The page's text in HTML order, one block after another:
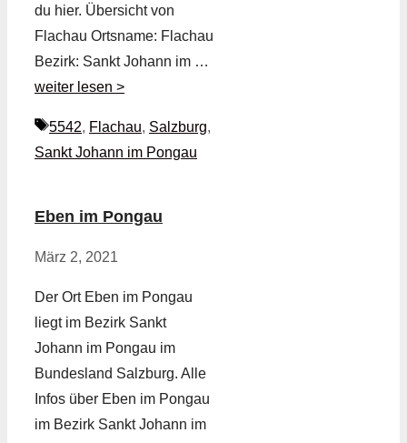
du hier. Übersicht von
Flachau Ortsname: Flachau
Bezirk: Sankt Johann im …
weiter lesen >
Schlagwörter
5542, Flachau, Salzburg,
Sankt Johann im Pongau
Eben im Pongau
März 2, 2021
Der Ort Eben im Pongau
liegt im Bezirk Sankt
Johann im Pongau im
Bundesland Salzburg. Alle
Infos über Eben im Pongau
im Bezirk Sankt Johann im